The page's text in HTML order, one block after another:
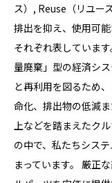
ス）, Reuse（リユー
排出を抑え、使用可
それぞれ表していま
量廃棄」型の経済シ
と再利用を図るため
命化、排出物の低減
上などを踏まえたク
の中で、私たちシス
まっています。 厳正